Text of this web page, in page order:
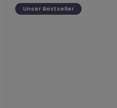
Unser Bestseller